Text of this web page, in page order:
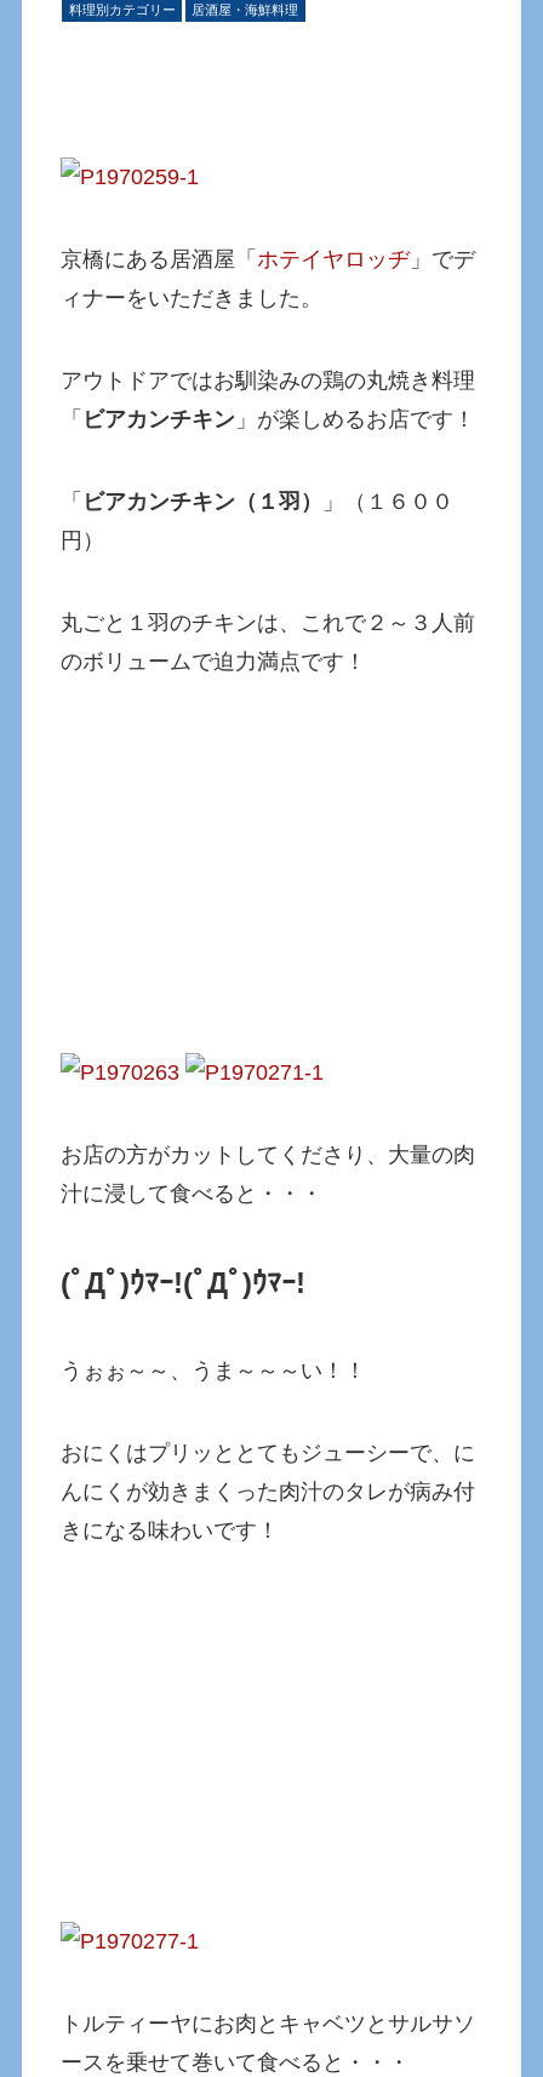
料理別カテゴリー 居酒屋・海鮮料理
京橋にある居酒屋「ホテイヤロッヂ」でデ
ィナーをいただきました。
アウトドアではお馴染みの鶏の丸焼き料理
「 ビアカンチキン 」が楽しめるお店です！
「 ビアカンチキン（１羽）
」（１６００
円）
丸ごと１羽のチキンは、これで２～３人前
のボリュームで迫力満点です！
お店の方がカットしてくださり、大量の肉
汁に浸して食べると・・・
(ﾟДﾟ)ｳﾏｰ!(ﾟДﾟ)ｳﾏｰ!
うぉぉ～～、うま～～～い！！
おにくはプリッととてもジューシーで、に
んにくが効きまくった肉汁のタレが病み付
きになる味わいです！
トルティーヤにお肉とキャベツとサルサソ
ースを乗せて巻いて食べると・・・